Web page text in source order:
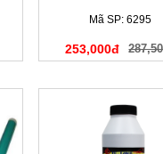
Mã SP: 6295
253,000đ